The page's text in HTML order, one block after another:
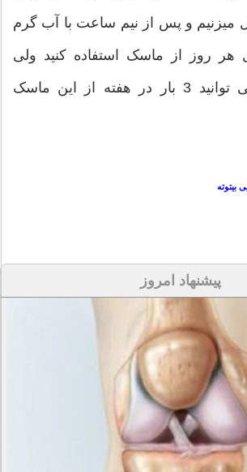
میزنیم و پس از نیم ساعت با آب گرم
هر روز از ماسک استفاده کنید ولی
هفته های بعد می توانید 3 بار در هفته از این ماسک
بیتوته
پیشنهاد امروز